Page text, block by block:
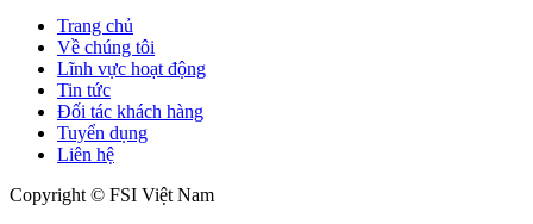
Trang chủ
Về chúng tôi
Lĩnh vực hoạt động
Tin tức
Đối tác khách hàng
Tuyển dụng
Liên hệ
Copyright © FSI Việt Nam